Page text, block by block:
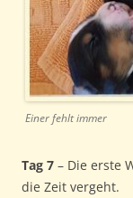
Einer fehlt immer
Tag 7 – Die erste
die Zeit vergeht.